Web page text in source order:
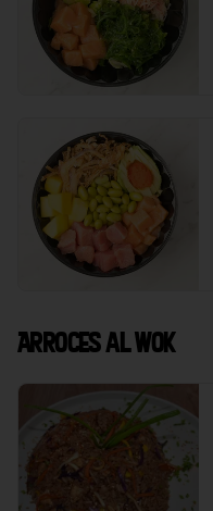
Arroces al wok